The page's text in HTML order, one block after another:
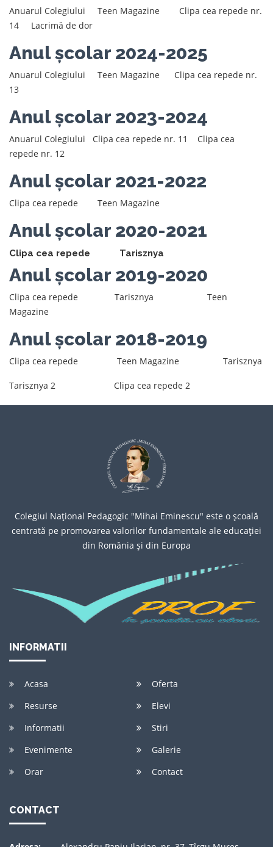
Anuarul Colegiului Teen Magazine
Clipa cea repede nr.
14
Lacrimă de dor
Anul școlar 2024-2025
Anuarul Colegiului Teen Magazine
Clipa cea repede nr.
13
Anul școlar 2023-2024
Anuarul Colegiului Clipa cea repede nr. 11
Clipa cea
repede nr. 12
Anul școlar 2021-2022
Clipa cea repede Teen Magazine
Anul școlar 2020-2021
Clipa cea repede Tarisznya
Anul școlar 2019-2020
Clipa cea repede Tarisznya
Teen
Magazine
Anul școlar 2018-2019
Clipa cea repede Teen Magazine Tarisznya
Tarisznya 2 Clipa cea repede 2
Colegiul Naţional Pedagogic "Mihai Eminescu" este o şcoală
centrată pe promovarea valorilor fundamentale ale educaţiei
din România şi din Europa
INFORMATII
Acasa
Oferta
Resurse
Elevi
Informatii
Stiri
Evenimente
Galerie
Orar
Contact
CONTACT